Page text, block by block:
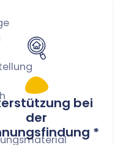
bei
der
*